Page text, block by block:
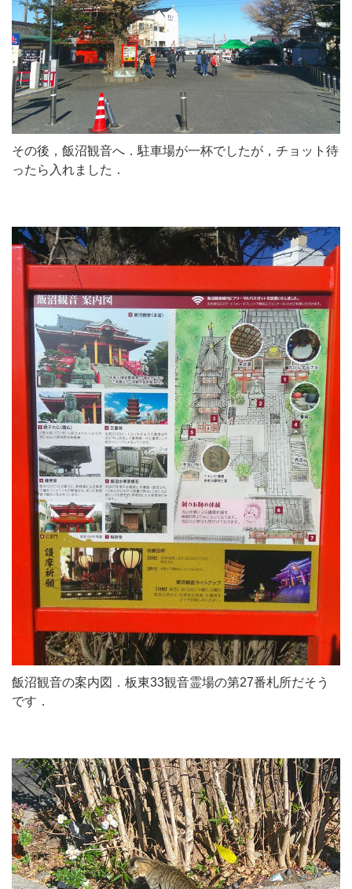
その後，飯沼観音へ．駐車場が一杯でしたが，チョット待
ったら入れました．
飯沼観音の案内図．板東33観音霊場の第27番札所だそう
です．